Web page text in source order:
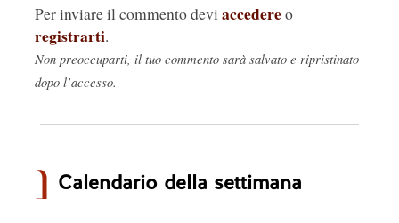
Per inviare il commento devi accedereo
registrarti.
Non preoccuparti, il tuo commento sarà salvato e ripristinato
dopo l’accesso.
Calendario della settimana